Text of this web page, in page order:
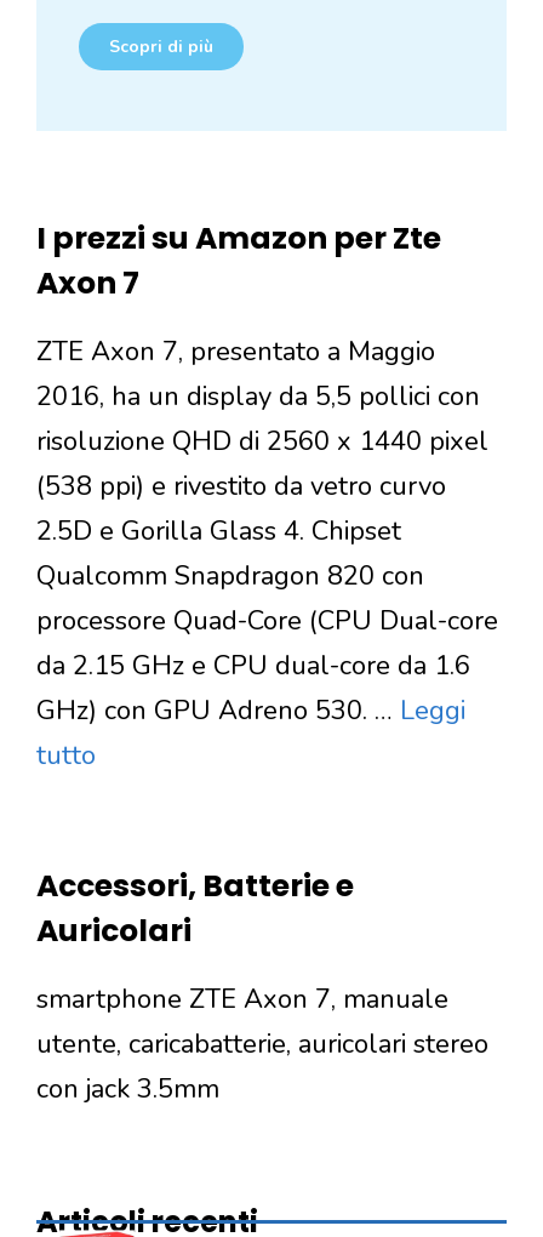
Scopri di più
I prezzi su Amazon per Zte
Axon 7
ZTE Axon 7, presentato a Maggio
2016, ha un display da 5,5 pollici con
risoluzione QHD di 2560 x 1440 pixel
(538 ppi) e rivestito da vetro curvo
2.5D e Gorilla Glass 4. Chipset
Qualcomm Snapdragon 820 con
processore Quad-Core (CPU Dual-core
da 2.15 GHz e CPU dual-core da 1.6
GHz) con GPU Adreno 530. … Leggi
tutto
Accessori, Batterie e
Auricolari
smartphone ZTE Axon 7, manuale
utente, caricabatterie, auricolari stereo
con jack 3.5mm
Articoli recenti